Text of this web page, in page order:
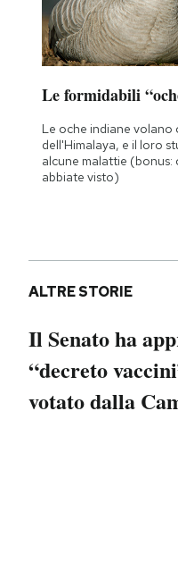
CALENDARIO
AREA
Area Personale
Newsletter
Notifiche mobile
Le formidabili
Le oche indiane volano
dell'Himalaya, e il loro
alcune malattie (bonus:
abbiate visto)
ALTRE STORIE
Il Senato ha
“decreto
votato dalla